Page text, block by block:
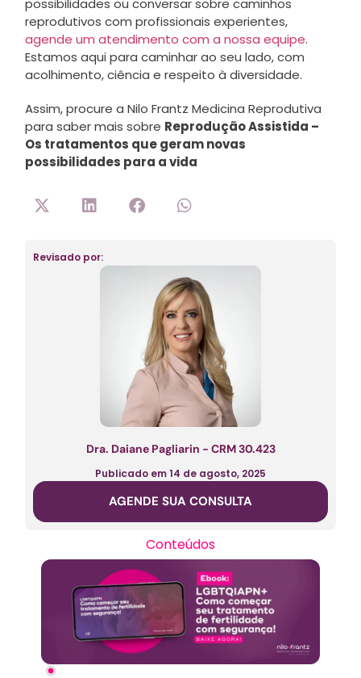
possibilidades ou conversar sobre caminhos
reprodutivos com profissionais experientes,
agende um atendimento com a nossa equipe.
Estamos aqui para caminhar ao seu lado, com
acolhimento, ciência e respeito à diversidade.
Assim, procure a Nilo Frantz Medicina Reprodutiva
para saber mais sobre Reprodução Assistida –
Os tratamentos que geram novas
possibilidades para a vida
Revisado por:
Dra. Daiane Pagliarin - CRM 30.423
Publicado em14 de agosto, 2025
AGENDE SUA CONSULTA
Conteúdos